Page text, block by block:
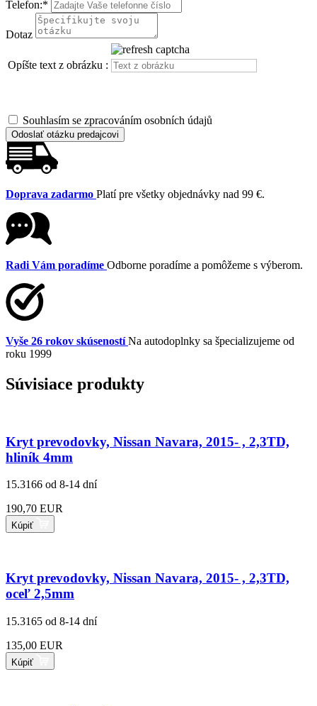
Telefon:*
Dotaz
Opíšte text z obrázku :
Souhlasím se zpracováním osobních údajů
Odoslať otázku predajcovi
Doprava zadarmo Platí pre všetky objednávky nad 99 €.
Radi Vám poradíme Odborne poradíme a pomôžeme s výberom.
Vyše 26 rokov skúseností Na autodoplnky sa špecializujeme od
roku 1999
Súvisiace produkty
Kryt prevodovky, Nissan Navara, 2015- , 2,3TD,
hliník 4mm
15.3166 od 8-14 dní
190,70 EUR
Kúpiť
Kryt prevodovky, Nissan Navara, 2015- , 2,3TD,
oceľ 2,5mm
15.3165 od 8-14 dní
135,00 EUR
Kúpiť